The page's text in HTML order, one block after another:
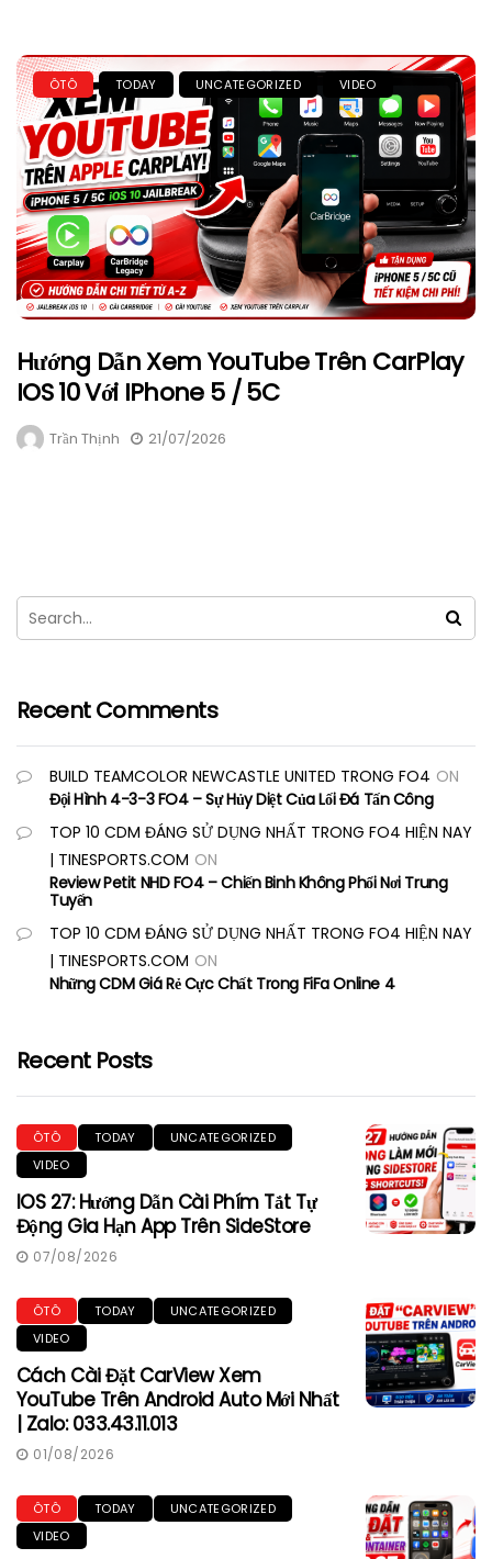
ÔTÔ TODAY UNCATEGORIZED VIDEO
Hướng Dẫn Xem YouTube Trên CarPlay
IOS 10 Với IPhone 5 / 5C
Trần Thịnh 21/07/2026
Recent Comments
BUILD TEAMCOLOR NEWCASTLE UNITED TRONG FO4 ON
Đội Hình 4-3-3 FO4 – Sự Hủy Diệt Của Lối Đá Tấn Công
TOP 10 CDM ĐÁNG SỬ DỤNG NHẤT TRONG FO4 HIỆN NAY
| TINESPORTS.COM ON
Review Petit NHD FO4 – Chiến Binh Không Phổi Nơi Trung
Tuyến
TOP 10 CDM ĐÁNG SỬ DỤNG NHẤT TRONG FO4 HIỆN NAY
| TINESPORTS.COM ON
Những CDM Giá Rẻ Cực Chất Trong FiFa Online 4
Recent Posts
ÔTÔ TODAY
UNCATEGORIZED
VIDEO
IOS 27: Hướng Dẫn Cài Phím Tắt Tự
Động Gia Hạn App Trên SideStore
07/08/2026
ÔTÔ TODAY
UNCATEGORIZED
VIDEO
Cách Cài Đặt CarView Xem
YouTube Trên Android Auto Mới Nhất
| Zalo: 033.43.11.013
01/08/2026
ÔTÔ TODAY
UNCATEGORIZED
VIDEO